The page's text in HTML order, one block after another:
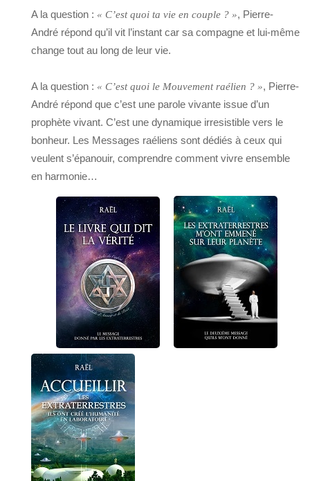
A la question : « C’est quoi ta vie en couple ? », Pierre-
André répond qu’il vit l’instant car sa compagne et lui-même
change tout au long de leur vie.
A la question : « C’est quoi le Mouvement raélien ? », Pierre-
André répond que c’est une parole vivante issue d’un
prophète vivant. C’est une dynamique irresistible vers le
bonheur. Les Messages raéliens sont dédiés à ceux qui
veulent s’épanouir, comprendre comment vivre ensemble
en harmonie…